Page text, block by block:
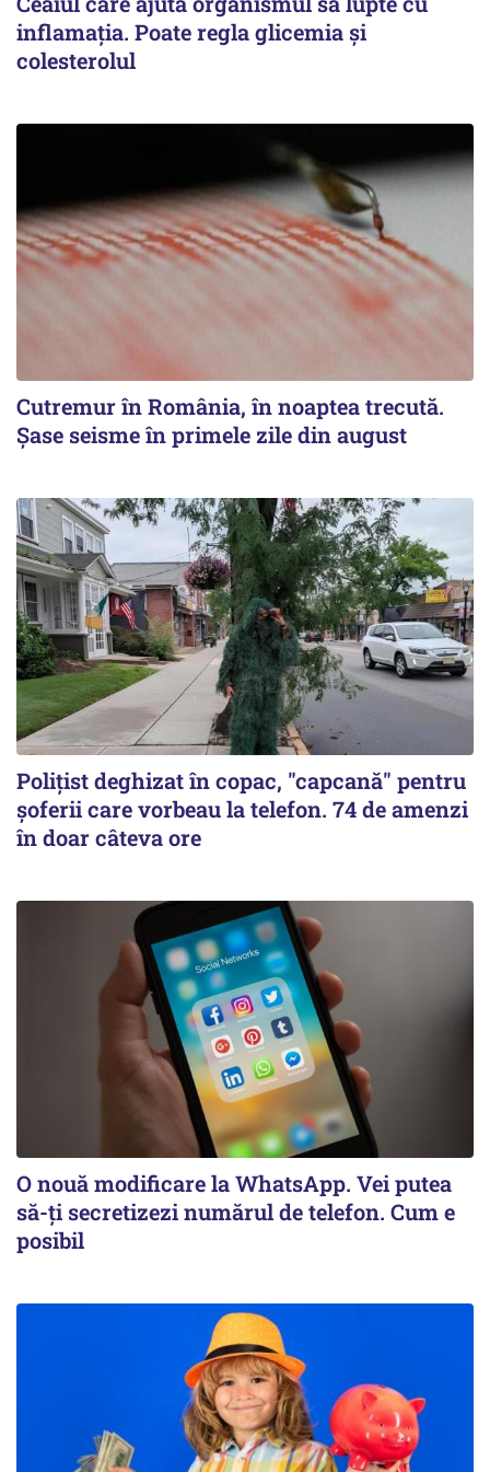
inflamația. Poate regla glicemia și
colesterolul
Cutremur în România, în noaptea trecută.
Șase seisme în primele zile din august
Polițist deghizat în copac, "capcană" pentru
șoferii care vorbeau la telefon. 74 de amenzi
în doar câteva ore
O nouă modificare la WhatsApp. Vei putea
să-ți secretizezi numărul de telefon. Cum e
posibil